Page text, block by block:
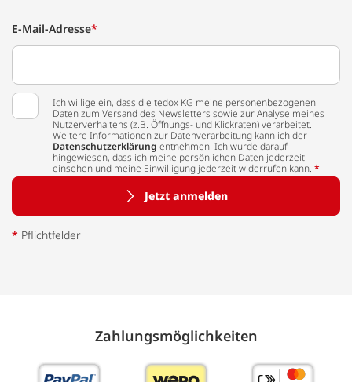
E-Mail-Adresse*
Ich willige ein, dass die tedox KG meine personenbezogenen
Daten zum Versand des Newsletters sowie zur Analyse meines
Nutzerverhaltens (z.B. Öffnungs- und Klickraten) verarbeitet.
Weitere Informationen zur Datenverarbeitung kann ich der
Datenschutzerklärung entnehmen. Ich wurde darauf
hingewiesen, dass ich meine persönlichen Daten jederzeit
einsehen und meine Einwilligung jederzeit widerrufen kann. *
Jetzt anmelden
* Pflichtfelder
Zahlungs­möglich­keiten